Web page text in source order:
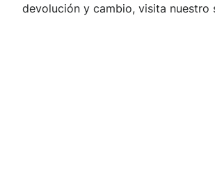
devolución y cambio, visita nuestro